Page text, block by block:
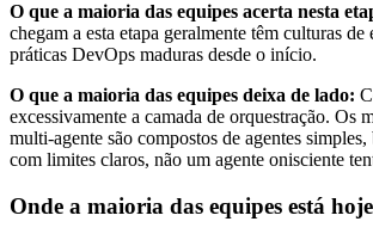
O que a maioria das equipes acerta nesta
chegam a esta etapa geralmente têm culturas de
práticas DevOps maduras desde o início.
O que a maioria das equipes deixa de lado:
excessivamente a camada de orquestração. Os
multi-agente são compostos de agentes
com limites claros, não um agente onisciente
Onde a maioria das equipes está hoje